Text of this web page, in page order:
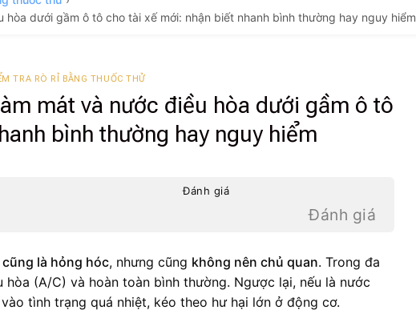
dưới gầm ô tô cho tài xế mới: nhận biết nhanh bình thường hay nguy hiểm
TRA RÒ RỈ BẰNG THUỐC THỬ
mát và nước điều hòa dưới gầm ô tô
bình thường hay nguy hiểm
Đánh giá
Đánh giá
là hỏng hóc, nhưng cũng không nên chủ quan. Trong đa
(A/C) và hoàn toàn bình thường. Ngược lại, nếu là nước
tình trạng quá nhiệt, kéo theo hư hại lớn ở động cơ.